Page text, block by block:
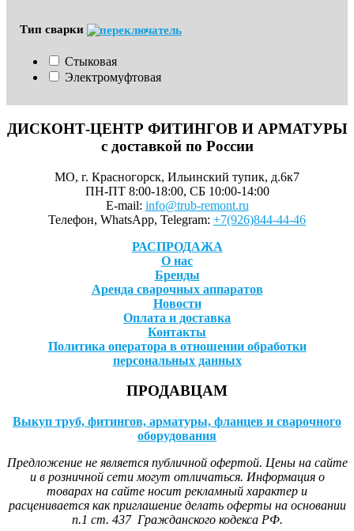
Тип сварки
Стыковая
Электромуфтовая
ДИСКОНТ-ЦЕНТР ФИТИНГОВ И АРМАТУРЫ
с доставкой по России
МО, г. Красногорск, Ильинский тупик, д.6к7
ПН-ПТ 8:00-18:00, СБ 10:00-14:00
E-mail: info@trub-remont.ru
Телефон, WhatsApp, Telegram: +7(926)844-44-46
РАСПРОДАЖА
О нас
Бренды
Аренда сварочных аппаратов
Новости
Оплата и доставка
Контакты
Политика оператора в отношении обработки
персональных данных
ПРОДАВЦАМ
Выкуп труб, фитингов, арматуры, фланцев и сварочного
оборудования
Предложение не является публичной офертой. Цены на сайте
и в розничной сети могут отличаться. Информация о
товарах на сайте носит рекламный характер и
расценивается как приглашение делать оферты на основании
п.1 ст. 437 Гражданского кодекса РФ.